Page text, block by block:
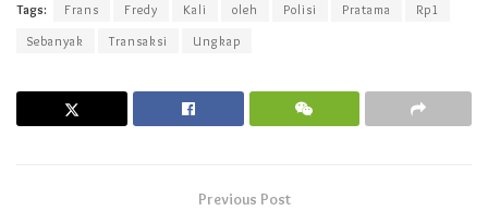
Tags: Frans Fredy Kali oleh Polisi Pratama
Rp1
Sebanyak
Transaksi Ungkap
Previous Post